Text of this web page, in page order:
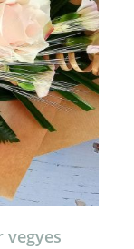
vegyes